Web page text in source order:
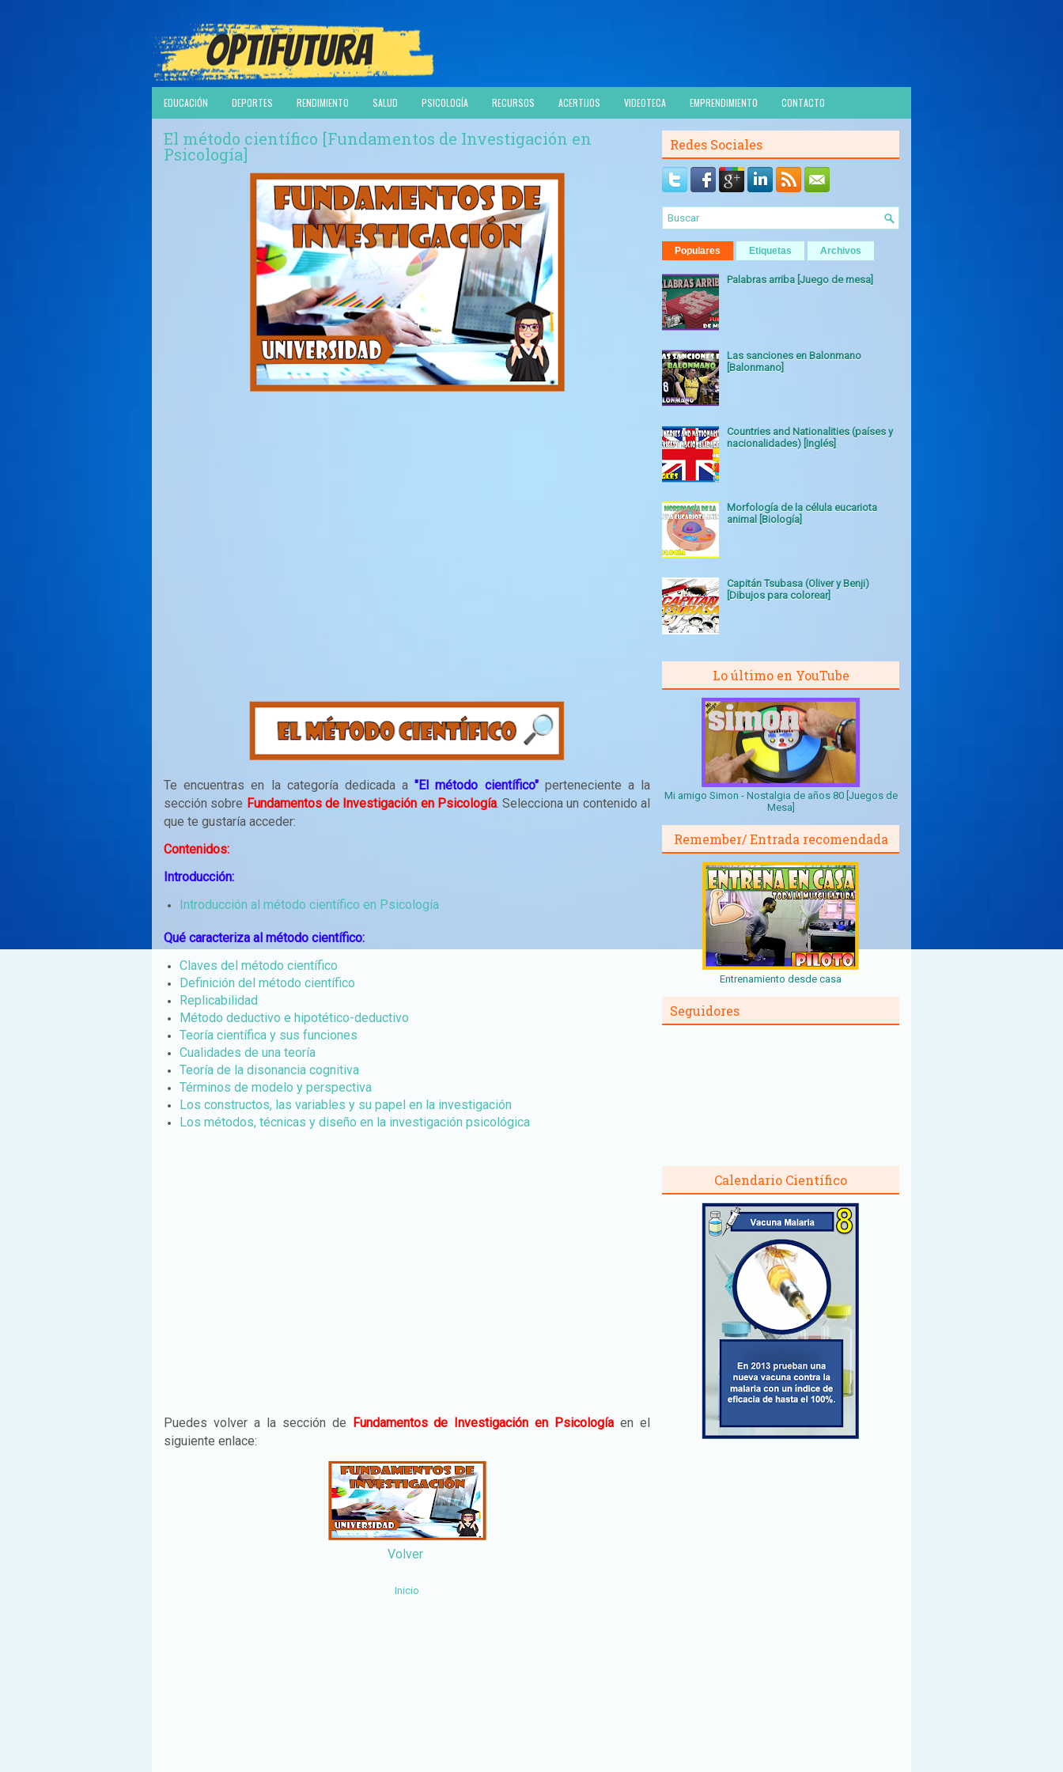
EDUCACIÓN DEPORTES RENDIMIENTO SALUD PSICOLOGÍA RECURSOS ACERTIJOS VIDEOTECA EMPRENDIMIENTO CONTACTO
El método científico [Fundamentos de Investigación en
Psicología]
Te encuentras en la categoría dedicada a"El método científico" perteneciente a la
sección sobre Fundamentos de Investigación en Psicología. Selecciona un contenido al
que te gustaría acceder:
Contenidos:
Introducción:
Introducción al método científico en Psicología
Qué caracteriza al método científico:
Claves del método científico
Definición del método científico
Replicabilidad
Método deductivo e hipotético-deductivo
Teoría científica y sus funciones
Cualidades de una teoría
Teoría de la disonancia cognitiva
Términos de modelo y perspectiva
Los constructos, las variables y su papel en la investigación
Los métodos, técnicas y diseño en la investigación psicológica
Puedes volver a la sección de Fundamentos de Investigación en Psicologíaen el
siguiente enlace:
Volver
Inicio
Redes Sociales
Populares Etiquetas Archivos
Palabras arriba [Juego de mesa]
Las sanciones en Balonmano
[Balonmano]
Countries and Nationalities (países y
nacionalidades) [Inglés]
Morfología de la célula eucariota
animal [Biología]
Capitán Tsubasa (Oliver y Benji)
[Dibujos para colorear]
Lo último en YouTube
Mi amigo Simon - Nostalgia de años 80 [Juegos de
Mesa]
Remember/ Entrada recomendada
Entrenamiento desde casa
Seguidores
Calendario Científico